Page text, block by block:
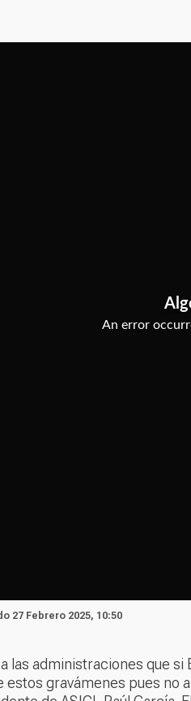
27 Febrero 2025, 10:50
las administraciones que
gravámenes pues no